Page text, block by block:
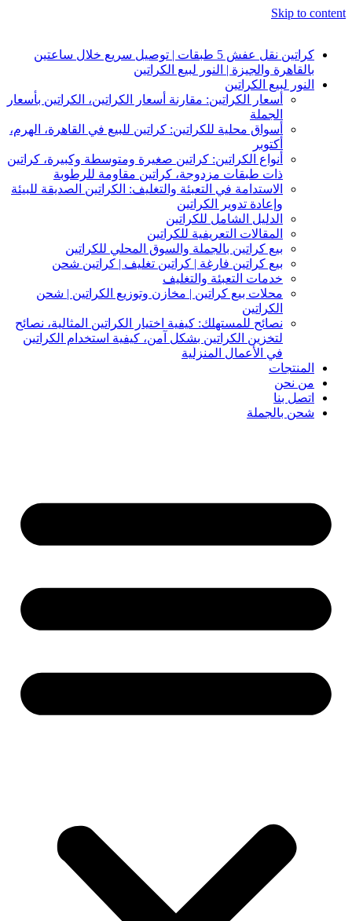
Skip to content
كراتين نقل عفش 5 طبقات | توصيل سريع خلال ساعتين
بالقاهرة والجيزة | النور لبيع الكراتين
النور لبيع الكراتين
أسعار الكراتين: مقارنة أسعار الكراتين، الكراتين بأسعار
الجملة
أسواق محلية للكراتين: كراتين للبيع في القاهرة، الهرم،
أكتوبر
أنواع الكراتين: كراتين صغيرة ومتوسطة وكبيرة، كراتين
ذات طبقات مزدوجة، كراتين مقاومة للرطوبة
الاستدامة في التعبئة والتغليف: الكراتين الصديقة للبيئة
وإعادة تدوير الكراتين
الدليل الشامل للكراتين
المقالات التعريفية للكراتين
بيع كراتين بالجملة والسوق المحلي للكراتين
بيع كراتين فارغة | كراتين تغليف | كراتين شحن
خدمات التعبئة والتغليف
محلات بيع كراتين | مخازن وتوزيع الكراتين | شحن
الكراتين
نصائح للمستهلك: كيفية اختيار الكراتين المثالية، نصائح
لتخزين الكراتين بشكل آمن، كيفية استخدام الكراتين
في الأعمال المنزلية
المنتجات
من نحن
اتصل بنا
شحن بالجملة